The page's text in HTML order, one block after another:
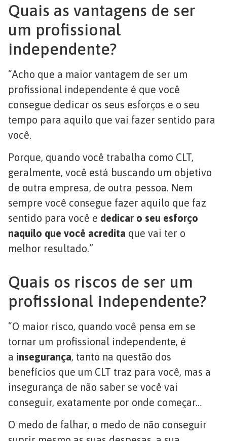
Quais as vantagens de ser
um profissional
independente?
“Acho que a maior vantagem de ser um
profissional independente é que você
consegue dedicar os seus esforços e o seu
tempo para aquilo que vai fazer sentido para
você.
Porque, quando você trabalha como CLT,
geralmente, você está buscando um objetivo
de outra empresa, de outra pessoa. Nem
sempre você consegue fazer aquilo que faz
sentido para você e dedicar o seu esforço
naquilo que você acredita que vai ter o
melhor resultado.”
Quais os riscos de ser um
profissional independente?
“O maior risco, quando você pensa em se
tornar um profissional independente, é
a insegurança, tanto na questão dos
benefícios que um CLT traz para você, mas a
insegurança de não saber se você vai
conseguir, exatamente por onde começar…
O medo de falhar, o medo de não conseguir